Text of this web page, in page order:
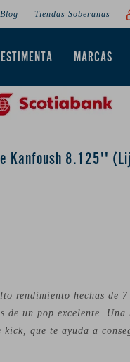
MARCAS
Blog Tiendas Soberanas
Kanfoush 8.125''
rendimiento hechas de
un pop excelente. Una
que te ayuda a